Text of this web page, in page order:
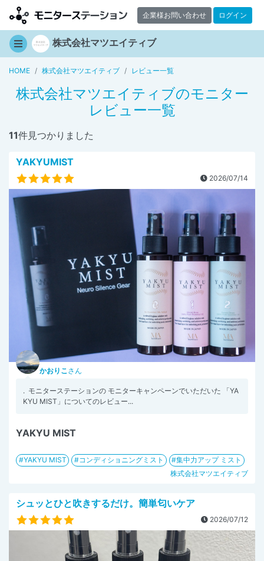
企業様お問い合わせ ログイン
株式会社マツエイティブ
HOME 株式会社マツエイティブ レビュー一覧
株式会社マツエイティブのモニター
レビュー一覧
11件見つかりました
YAKYUMIST
2026/07/14
かおりこ さん
. ⁡ モニターステーションの モニターキャンペーンでいただいた 「YA
KYU MIST」についてのレビュー...
YAKYU MIST
YAKYU MIST コンディショニングミスト
集中力アップ ミスト
株式会社マツエイティブ
シュッとひと吹きするだけ。簡単匂いケア
2026/07/12